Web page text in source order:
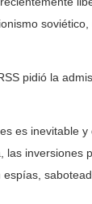
pidió la
inevitable y
inversiones